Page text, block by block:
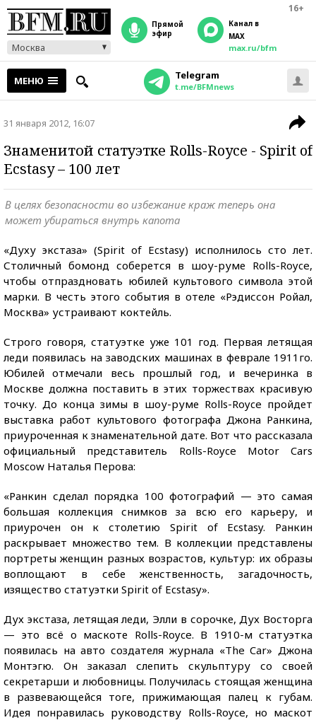
16+
Москва
прямой
эфир
Канал в
MAX
max.ru/bfm
МЕНЮ Telegram
t.me/BFMnews
31 января 2012, 16:07
Знаменитой статуэтке Rolls-Royce - Spirit of
Ecstasy – 100 лет
В целях безопасности во избежание краж теперь она
может убираться внутрь капота
«Духу экстаза» (Spirit of Ecstasy) исполнилось сто лет.
Столичный бомонд соберется в шоу-руме Rolls-Royce,
чтобы отпраздновать юбилей культового символа этой
марки. В честь этого события в отеле «Рэдиссон Ройал,
Москва» устраивают коктейль.
Строго говоря, статуэтке уже 101 год. Первая летящая
леди появилась на заводских машинах в феврале 1911го.
Юбилей отмечали весь прошлый год, и вечеринка в
Москве должна поставить в этих торжествах красивую
точку. До конца зимы в шоу-руме Rolls-Royce пройдет
выставка работ культового фотографа Джона Ранкина,
приуроченная к знаменательной дате. Вот что рассказала
официальный представитель Rolls-Royce Motor Cars
Moscow Наталья Перова:
«Ранкин сделал порядка 100 фотографий — это самая
большая коллекция снимков за всю его карьеру, и
приурочен он к столетию Spirit of Ecstasy. Ранкин
раскрывает множество тем. В коллекции представлены
портреты женщин разных возрастов, культур: их образы
воплощают в себе женственность, загадочность,
изящество статуэтки Spirit of Ecstasy».
Дух экстаза, летящая леди, Элли в сорочке, Дух Восторга
— это всё о маскоте Rolls-Royce. В 1910-м статуэтка
появилась на авто создателя журнала «The Car» Джона
Монтэгю. Он заказал слепить скульптуру со своей
секретарши и любовницы. Получилась стоящая женщина
в развевающейся тоге, прижимающая палец к губам.
Идея понравилась руководству Rolls-Royce, но маскот